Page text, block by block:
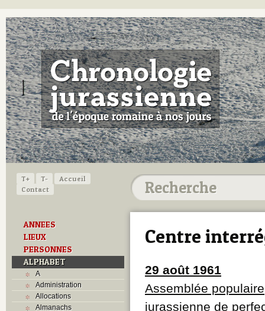
T+ T-
Accueil
Contact
ANNEES
LIEUX
PERSONNES
ALPHABET
A
Administration
Allocations
Almanachs
Centre
29 août 1961
Assemblée populaire
jurassienne de